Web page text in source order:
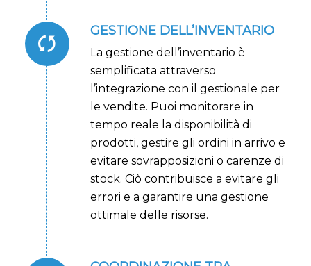
GESTIONE DELL’INVENTARIO
La gestione dell’inventario è
semplificata attraverso
l’integrazione con il gestionale per
le vendite. Puoi monitorare in
tempo reale la disponibilità di
prodotti, gestire gli ordini in arrivo e
evitare sovrapposizioni o carenze di
stock. Ciò contribuisce a evitare gli
errori e a garantire una gestione
ottimale delle risorse.